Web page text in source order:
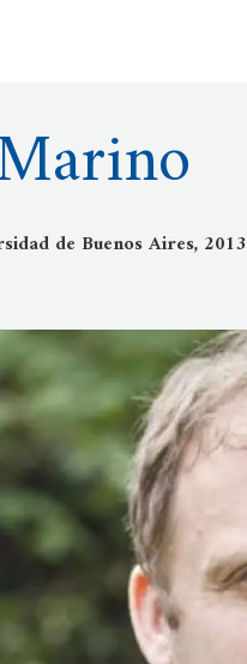
de Buenos Aires, 2013